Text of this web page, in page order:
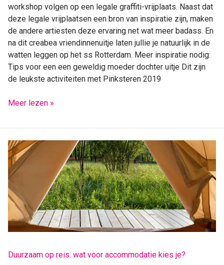
workshop volgen op een legale graffiti-vrijplaats. Naast dat
deze legale vrijplaatsen een bron van inspiratie zijn, maken
de andere artiesten deze ervaring net wat meer badass. En
na dit creabea vriendinnenuitje laten jullie je natuurlijk in de
watten leggen op het ss Rotterdam. Meer inspiratie nodig:
Tips voor een een geweldig moeder dochter uitje Dit zijn
de leukste activiteiten met Pinksteren 2019
Meer lezen »
Duurzaam op reis: wat voor accommodatie kies je?
Duurzaam
op
reis:
wat
voor
accommodatie
kies